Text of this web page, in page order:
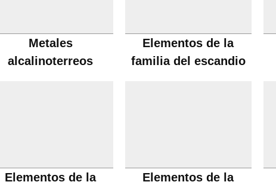
Metales
alcalinoterreos
Elementos de la
familia del escandio
Elementos de la
Elementos de la